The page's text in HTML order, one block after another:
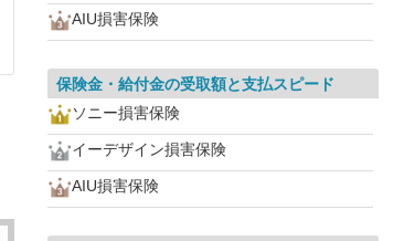
AIU損害保険
保険金・給付金の受取額と支払スピード
ソニー損害保険
イーデザイン損害保険
AIU損害保険